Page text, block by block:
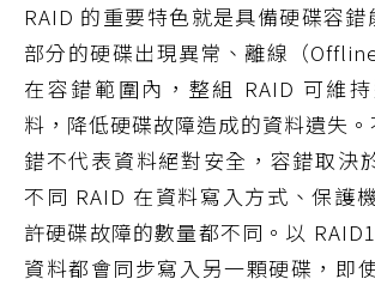
RAID 的重要特色就是具備硬碟容錯
部分的硬碟出現異常、離線（
在容錯範圍內，整組 RAID 可維
料，降低硬碟故障造成的資料遺失
錯不代表資料絕對安全，容錯取決
不同 RAID 在資料寫入方式、保護
許硬碟故障的數量都不同。以
資料都會同步寫入另一顆硬碟，即